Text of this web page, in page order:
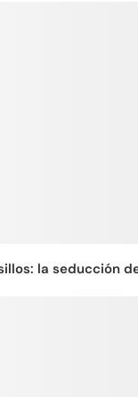
la seducción